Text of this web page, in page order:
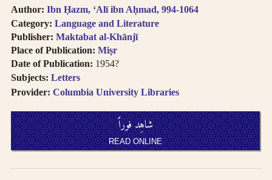
Author: Ibn Ḥazm, ʻAlī ibn Aḥmad, 994-1064
Category: Language and Literature
Publisher: Maktabat al-Khānjī
Place of Publication: Miṣr
Date of Publication: 1954?
Subjects: Letters
Provider: Columbia University Libraries
شاهِد فوراً
READ ONLINE